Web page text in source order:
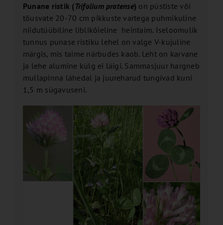
Punane ristik (Trifolium pratense) on püstiste või
tõusvate 20-70 cm pikkuste vartega puhmikuline
niidutüübiline liblikõieline heintaim. Iseloomulik
tunnus punase ristiku lehel on valge V-kujuline
märgis, mis taime närbudes kaob. Leht on karvane
ja lehe alumine külg ei läigi. Sammasjuur hargneb
mullapinna lähedal ja juureharud tungivad kuni
1,5 m sügavuseni.